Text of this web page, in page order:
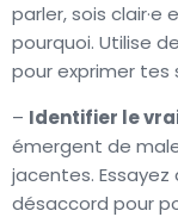
parler, sois clair·e
pourquoi. Utilise
pour exprimer tes
– Identifier le
émergent de
jacentes.
désaccord pour